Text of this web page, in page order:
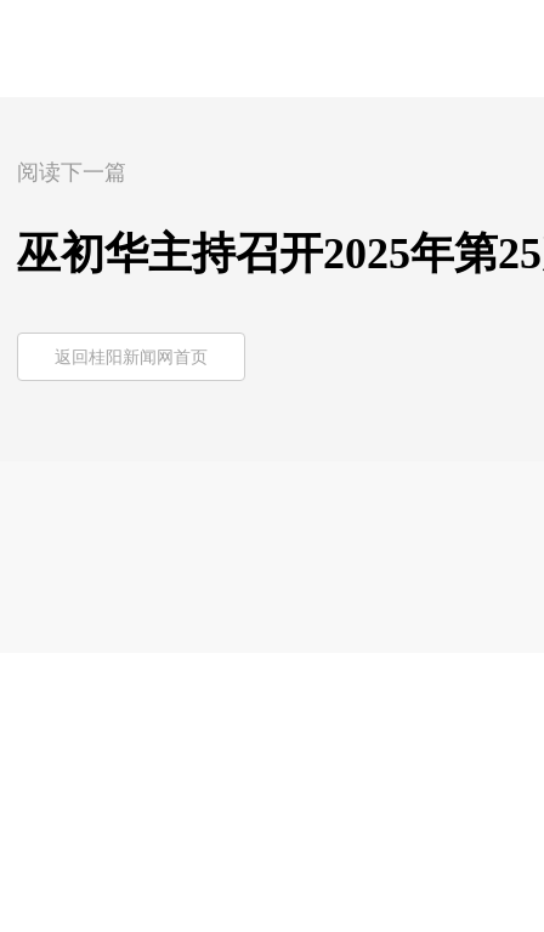
阅读下一篇
巫初华主持召开2025年第
返回桂阳新闻网首页